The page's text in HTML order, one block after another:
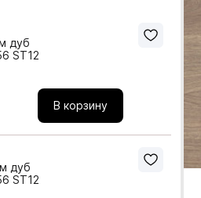
дуб
ST12
В корзину
дуб
ST12